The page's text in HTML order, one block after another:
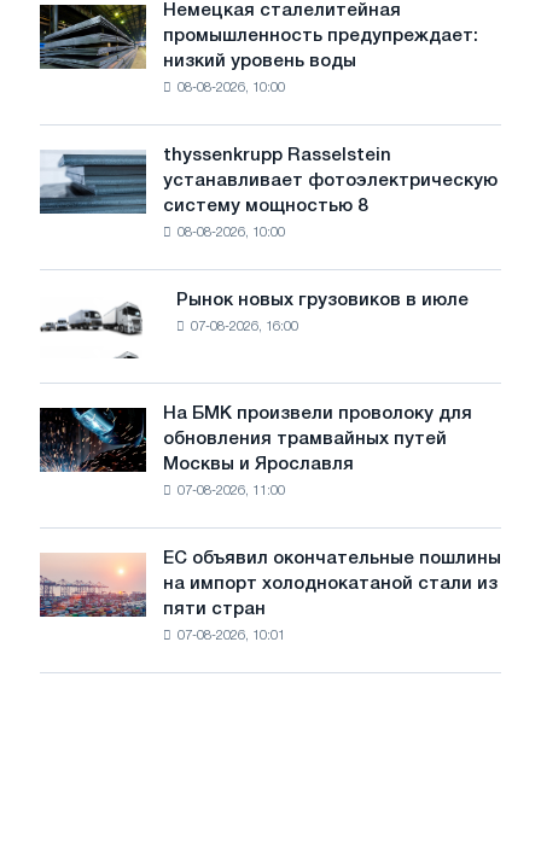
Немецкая
сталелитейная
промышленность
предупреждает:
воды
угрожает
безопасности
Немецкая сталелитейная
промышленность предупреждает:
низкий уровень воды
08-08-2026, 10:00
thyssenkrupp
Rasselstein
устанавливает
фотоэлектрическую
достижения
целей
обезуглероживания
thyssenkrupp Rasselstein
устанавливает фотоэлектрическую
систему мощностью 8
08-08-2026, 10:00
Рынок
новых
грузовиков
в
июле
Рынок новых грузовиков в июле
07-08-2026, 16:00
На
БМК
произвели
трамвайных
путей
Москвы
Ярославля
На БМК произвели проволоку для
обновления трамвайных путей
Москвы и Ярославля
07-08-2026, 11:00
объявил
окончательные
ЕС объявил окончательные пошлины
на импорт холоднокатаной стали из
пяти стран
07-08-2026, 10:01